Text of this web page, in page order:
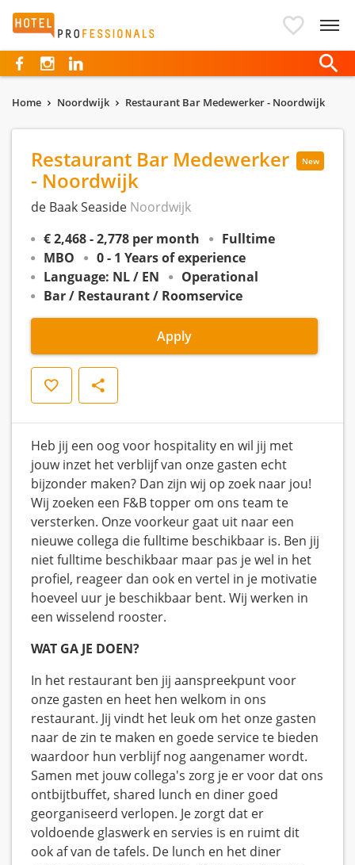
Hotelprofessionals
Home Noordwijk Restaurant Bar Medewerker - Noordwijk
New
Restaurant Bar Medewerker
- Noordwijk
de Baak Seaside Noordwijk
€ 2,468 - 2,778 per month
Fulltime
MBO
0 - 1 Years of experience
Language: NL / EN
Operational
Bar / Restaurant / Roomservice
Apply
Save Share
Heb jij een oog voor hospitality en wil jij met
jouw inzet het verblijf van onze gasten echt
bijzonder maken? Dan zijn wij op zoek naar jou!
Wij zoeken een F&B topper om ons team te
versterken. Onze voorkeur gaat uit naar een
nieuwe collega die fulltime beschikbaar is. Ben jij
niet fulltime beschikbaar maar pas je wel in het
profiel, reageer dan ook en vertel in je motivatie
hoeveel uur je beschikbaar bent. Wij werken in
een wisselend rooster.
WAT GA JE DOEN?
In het restaurant ben jij aanspreekpunt voor
onze gasten en heet hen welkom in ons
restaurant. Jij vindt het leuk om het onze gasten
naar de zin te maken en goede service te bieden
waardoor hun verblijf nog aangenamer wordt.
Samen met jouw collega's zorg je er voor dat ons
ontbijtbuffet, shared lunch en diner goed
georganiseerd verlopen. Je zorgt dat er
voldoende glaswerk en servies is en ruimt dit
ook af van de tafels. De lunch en het diner